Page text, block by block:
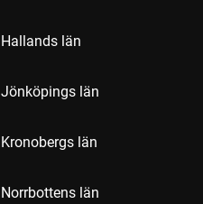
Hallands län
Jönköpings län
Kronobergs län
Norrbottens län